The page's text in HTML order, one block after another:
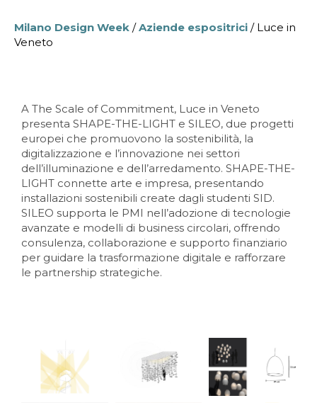
Milano Design Week /Aziende espositrici / Luce in
Veneto
A The Scale of Commitment, Luce in Veneto
presenta SHAPE-THE-LIGHT e SILEO, due progetti
europei che promuovono la sostenibilità, la
digitalizzazione e l’innovazione nei settori
dell’illuminazione e dell’arredamento. SHAPE-THE-
LIGHT connette arte e impresa, presentando
installazioni sostenibili create dagli studenti SID.
SILEO supporta le PMI nell’adozione di tecnologie
avanzate e modelli di business circolari, offrendo
consulenza, collaborazione e supporto finanziario
per guidare la trasformazione digitale e rafforzare
le partnership strategiche.